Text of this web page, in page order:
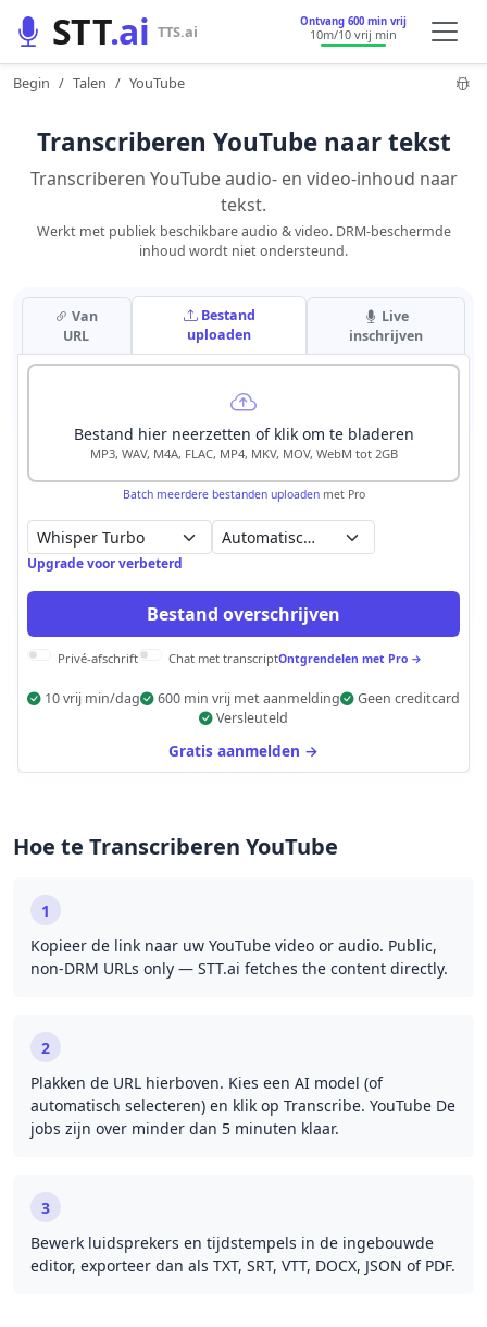
STT.ai TTS.ai Ontvang 600 min vrij
10m/10 vrij min
Begin Talen YouTube
Transcriberen YouTube naar tekst
Transcriberen YouTube audio- en video-inhoud naar
tekst.
Werkt met publiek beschikbare audio & video. DRM-beschermde
inhoud wordt niet ondersteund.
Van
URL
Bestand
uploaden
Live
inschrijven
Bestand hier neerzetten of klik om te bladeren
MP3, WAV, M4A, FLAC, MP4, MKV, MOV, WebM tot 2GB
Batch meerdere bestanden uploadenmet Pro
Automatisch detecteren
Upgrade voor verbeterd
Bestand overschrijven
Privé-afschrift Chat met transcriptOntgrendelen met Pro →
10 vrij min/dag 600 min vrij met aanmelding
Geen creditcard
Versleuteld
Gratis aanmelden →
Hoe te Transcriberen YouTube
1
Kopieer de link naar uw YouTube video or audio. Public,
non-DRM URLs only — STT.ai fetches the content directly.
2
Plakken de URL hierboven. Kies een AI model (of
automatisch selecteren) en klik op Transcribe. YouTube De
jobs zijn over minder dan 5 minuten klaar.
3
Bewerk luidsprekers en tijdstempels in de ingebouwde
editor, exporteer dan als TXT, SRT, VTT, DOCX, JSON of PDF.